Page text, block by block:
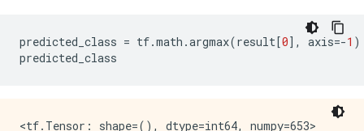
predicted_class = tf.math .argmax(result[0], axis=-1 )
predicted_class